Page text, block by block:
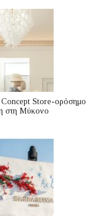
Store-ορόσημο
στη Μύκονο